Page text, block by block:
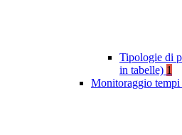
Tipologie di
in tabelle) 1
Monitoraggio tempi